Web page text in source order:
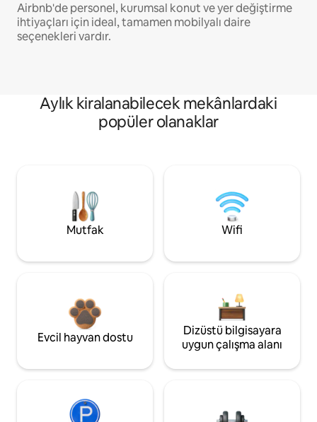
Airbnb'de personel, kurumsal konut ve yer değiştirme
ihtiyaçları için ideal, tamamen mobilyalı daire
seçenekleri vardır.
Aylık kiralanabilecek mekânlardaki
popüler olanaklar
Mutfak Wifi
Evcil hayvan dostu
Dizüstü bilgisayara
uygun çalışma alanı